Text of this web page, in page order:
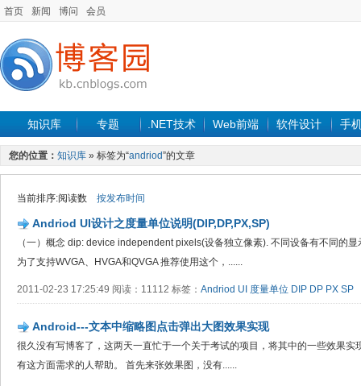
首页 新闻 博问 会员
知识库 专题 .NET技术 Web前端 软件设计 手
您的位置： 知识库 » 标签为“andriod”的文章
当前排序:阅读数 按发布时间
Andriod UI设计之度量单位说明(DIP,DP,PX,SP)
（一）概念 dip: device independent pixels(设备独立像素). 不同设备有不同的
为了支持WVGA、HVGA和QVGA 推荐使用这个，......
2011-02-23 17:25:49 阅读：11112 标签： Andriod UI 度量单位 DIP DP PX SP
Android---文本中缩略图点击弹出大图效果实现
很久没有写博客了，这两天一直忙于一个关于考试的项目，将其中的一些效果
有这方面需求的人帮助。 首先来张效果图，没有......